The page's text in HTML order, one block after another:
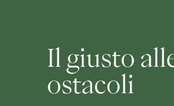
Il giusto
ostacoli